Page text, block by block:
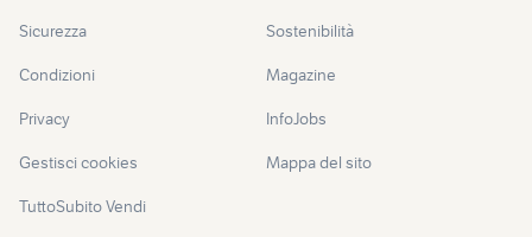
Sicurezza
Condizioni
Privacy
Gestisci cookies
TuttoSubito Vendi
Sostenibilità
Magazine
InfoJobs
Mappa del sito